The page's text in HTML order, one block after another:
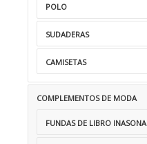
POLO
SUDADERAS
CAMISETAS
COMPLEMENTOS DE MODA
FUNDAS DE LIBRO INASONA